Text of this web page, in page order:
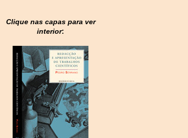
Clique nas capas para ver
interior: